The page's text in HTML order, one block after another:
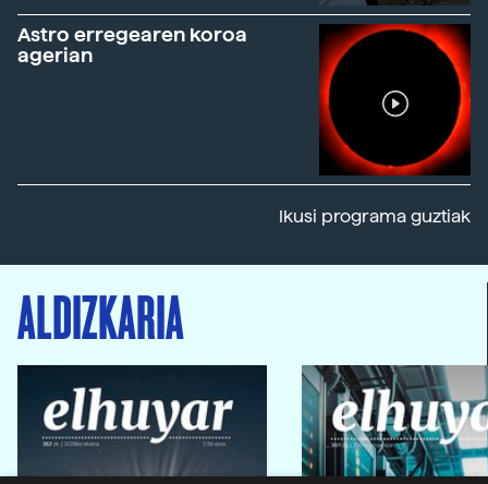
Astro erregearen koroa
agerian
Ikusi programa guztiak
ALDIZKARIA